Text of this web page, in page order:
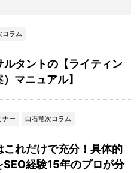
コラム
ルタントの【ライティン
マニュアル】
ナー 白石竜次コラム
これだけで充分！具体的
SEO経験15年のプロが分